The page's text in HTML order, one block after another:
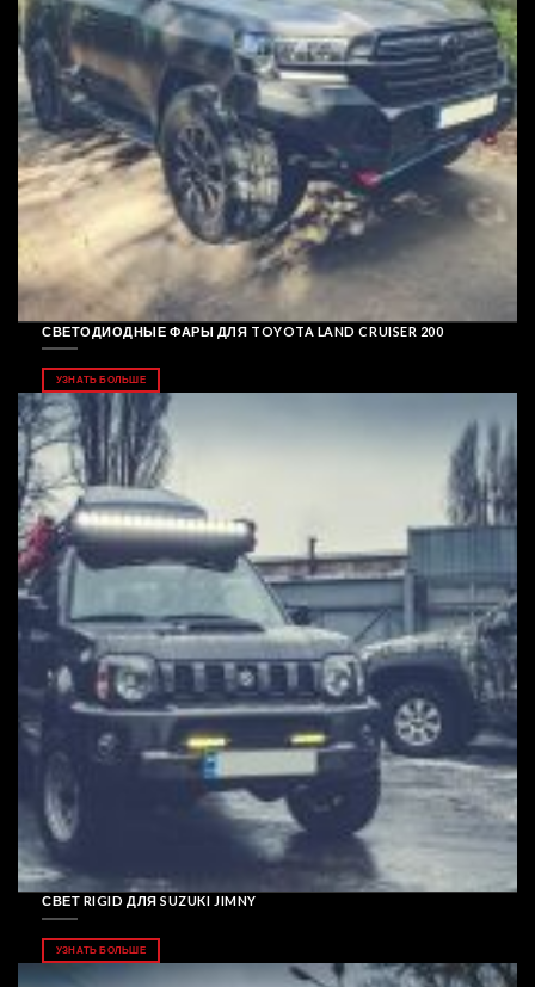
СВЕТОДИОДНЫЕ ФАРЫ ДЛЯ TOYOTA LAND CRUISER 200
УЗНАТЬ БОЛЬШЕ
СВЕТ RIGID ДЛЯ SUZUKI JIMNY
УЗНАТЬ БОЛЬШЕ